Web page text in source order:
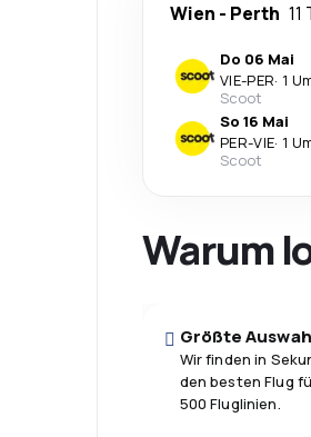
Wien - Perth 11
Do 06 Mai
VIE-PER· 1
Scoot
So 16 Mai
PER-VIE· 1
Scoot
Warum
Größte
Wir finden in
den besten Flug
500 Fluglinien.